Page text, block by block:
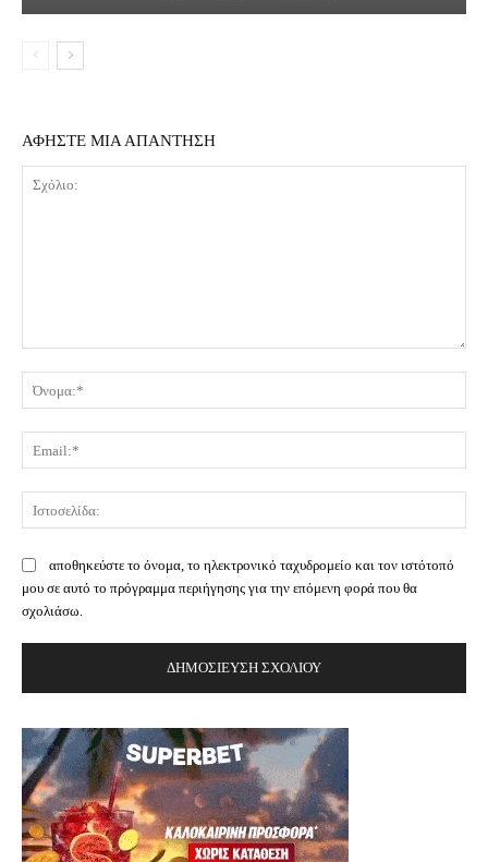
ΑΦΗΣΤΕ ΜΙΑ ΑΠΑΝΤΗΣΗ
αποθηκεύστε το όνομα, το ηλεκτρονικό ταχυδρομείο και τον ιστότοπό
μου σε αυτό το πρόγραμμα περιήγησης για την επόμενη φορά που θα
σχολιάσω.